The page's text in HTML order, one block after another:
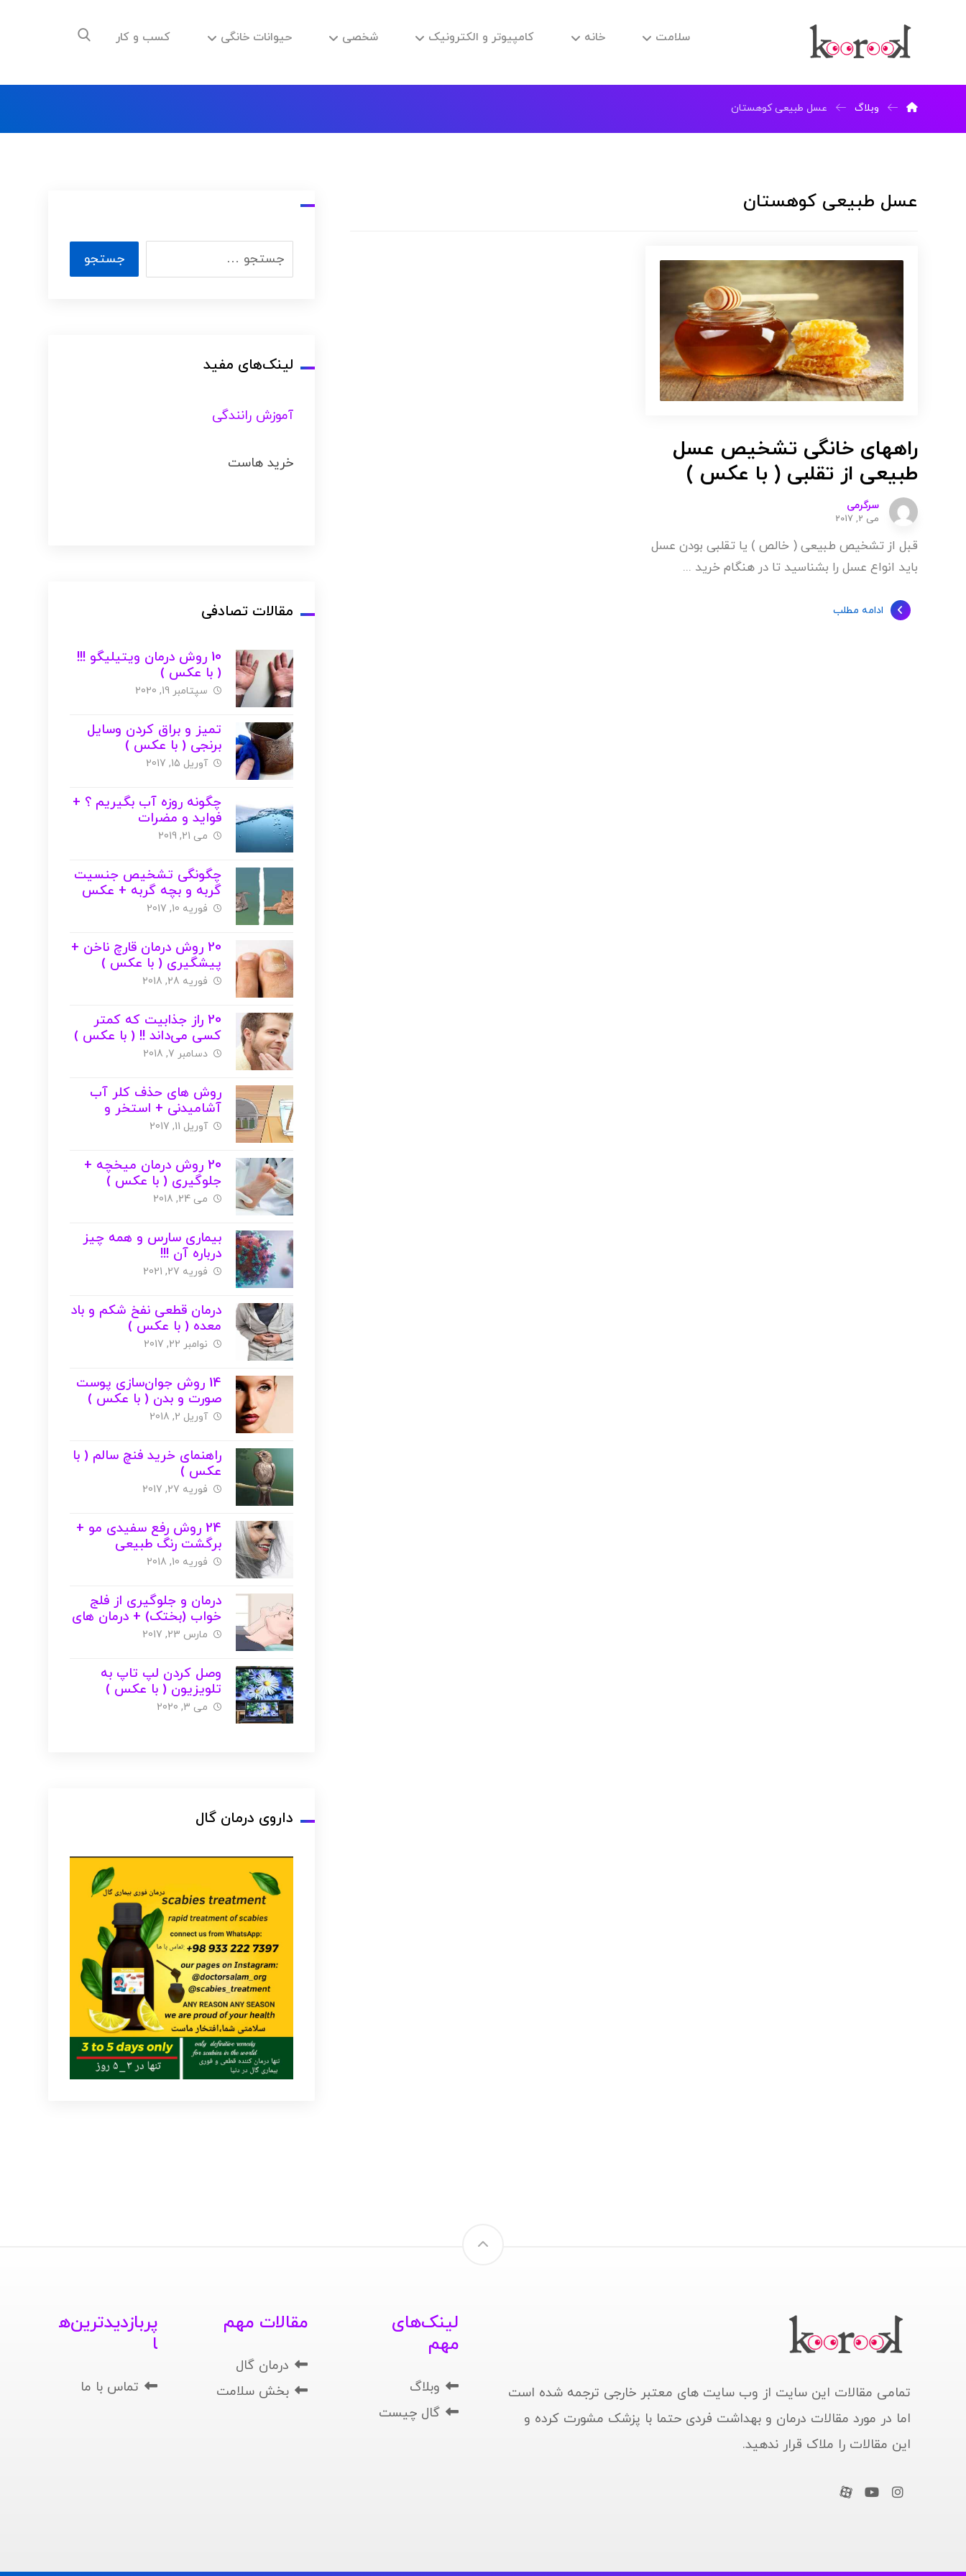
سلامت خانه کامپیوتر و الکترونیک شخصی حیوانات خانگی کسب و کار
وبلاگ عسل طبیعی کوهستان
عسل طبیعی کوهستان
راههای خانگی تشخیص عسل
طبیعی از تقلبی ( با عکس )
سرگرمی
می 2, 2017
قبل از تشخیص طبیعی ( خالص ) یا تقلبی بودن عسل
باید انواع عسل را بشناسید تا در هنگام خرید ...
ادامه مطلب
لینک‌های مفید
آموزش رانندگی
خرید هاست
مقالات تصادفی
10 روش درمان ویتیلیگو !!!
( با عکس )
سپتامبر 19, 2020
تمیز و براق کردن وسایل
برنجی ( با عکس )
آوریل 15, 2017
چگونه روزه آب بگیریم ؟ +
فواید و مضرات
می 21, 2019
چگونگی تشخیص جنسیت
گربه و بچه گربه + عکس
فوریه 10, 2017
20 روش درمان قارچ ناخن +
پیشگیری ( با عکس )
فوریه 28, 2018
20 راز جذابیت که کمتر
کسی می‌داند !! ( با عکس )
دسامبر 7, 2018
روش های حذف کلر آب
آشامیدنی + استخر و
آکواریوم ( با عکس )
آوریل 11, 2017
20 روش درمان میخچه +
جلوگیری ( با عکس )
می 24, 2018
بیماری سارس و همه چیز
درباره آن !!!
فوریه 27, 2021
درمان قطعی نفخ شکم و باد
معده ( با عکس )
نوامبر 22, 2017
14 روش جوان‌سازی پوست
صورت و بدن ( با عکس )
آوریل 2, 2018
راهنمای خرید فنچ سالم ( با
عکس )
فوریه 27, 2017
24 روش رفع سفیدی مو +
برگشت رنگ طبیعی
فوریه 10, 2018
درمان و جلوگیری از فلج
خواب (بختک) + درمان های
گیاهی و خانگی + عکس
مارس 23, 2017
وصل کردن لپ تاپ به
تلویزیون ( با عکس )
می 3, 2020
داروی درمان گال
تمامی مقالات این سایت از وب سایت های معتبر خارجی ترجمه شده است
اما در مورد مقالات درمان و بهداشت فردی حتما با پزشک مشورت کرده و
این مقالات را ملاک قرار ندهید.
لینک‌های
مهم
وبلاگ
گال چیست
مقالات مهم
درمان گال
بخش سلامت
پربازدیدترین‌ه
ا
تماس با ما